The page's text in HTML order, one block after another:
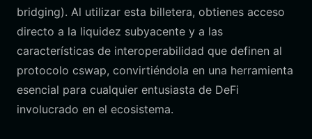
bridging). Al utilizar esta billetera, obtienes acceso
directo a la liquidez subyacente y a las
características de interoperabilidad que definen al
protocolo cswap, convirtiéndola en una herramienta
esencial para cualquier entusiasta de DeFi
involucrado en el ecosistema.